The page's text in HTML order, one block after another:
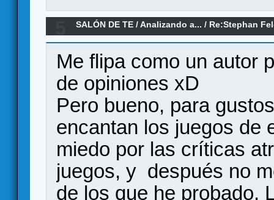
SALÓN DE TE /Analizando a... / Re:Stephan
Me flipa como un autor
de opiniones xD
Pero bueno, para
encantan los juegos de
miedo por las críticas
juegos, y después no
de los que he probado.